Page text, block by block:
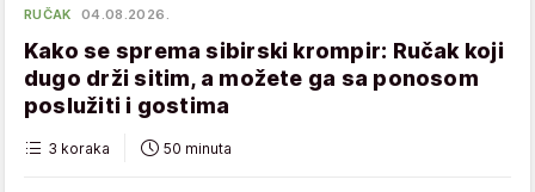
RUČAK 04.08.2026.
Kako se sprema sibirski krompir: Ručak koji
dugo drži sitim, a možete ga sa ponosom
poslužiti i gostima
3 koraka 50 minuta